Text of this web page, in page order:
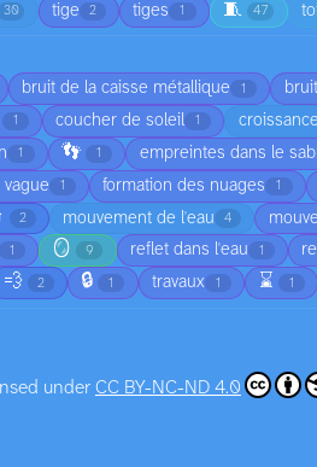
30 tige 2 tiges 1 🧵 47
bruit de la caisse métallique 1
1 coucher de soleil 1 croissance
1 👣 1 empreintes dans le
1 formation des nuages 1
2 mouvement de l'eau 4
1 🪞 9 reflet dans l'eau 1
💨 2 🔒 1 travaux 1 ⌛ 1
under CC BY-NC-ND 4.0